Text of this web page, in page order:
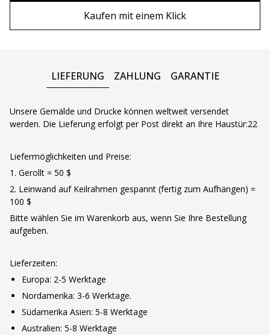
Kaufen mit einem Klick
LIEFERUNG ZAHLUNG GARANTIE
Unsere Gemälde und Drucke können weltweit versendet
werden. Die Lieferung erfolgt per Post direkt an Ihre Haustür:22
Liefermöglichkeiten und Preise:
1. Gerollt = 50 $
2. Leinwand auf Keilrahmen gespannt (fertig zum Aufhängen) =
100 $
Bitte wählen Sie im Warenkorb aus, wenn Sie Ihre Bestellung
aufgeben.
Lieferzeiten:
Europa: 2-5 Werktage
Nordamerika: 3-6 Werktage.
Südamerika Asien: 5-8 Werktage
Australien: 5-8 Werktage